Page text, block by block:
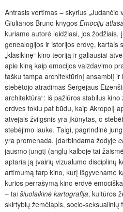
Antrasis vertimas – skyrius „Judančio
Giulianos Bruno knygos Emocijų
kuriame autorė leidžiasi, jos žodžiais,
genealogijos ir istorijos erdvę, kartais
„klasikinę“ kino teoriją ir galiausiai
apie kiną kaip emocijos vaizdavimo
tašku tampa architektūrinį ansamblį ir
stebėtojo atradimas Sergejaus
architektūra“: iš pažiūros stabilus
erdves tokiu pat būdu, kaip Akropolį
atvejais žvilgsnis yra įkūnytas, o
stebėjimo lauke. Taigi, pagrindinė
yra promenada. Įdarbindama žodyje
jausmo jungtį (anglų kalboje tai
aptaria ją įvairių vizualumo disciplinų
artimumą tarp kino, kurį išgyvename
kurios perrašymą kino erdvė
– tai šiuolaikinė kartografija, kultūros
skirtybių žemėlapis, socio-seksualinių